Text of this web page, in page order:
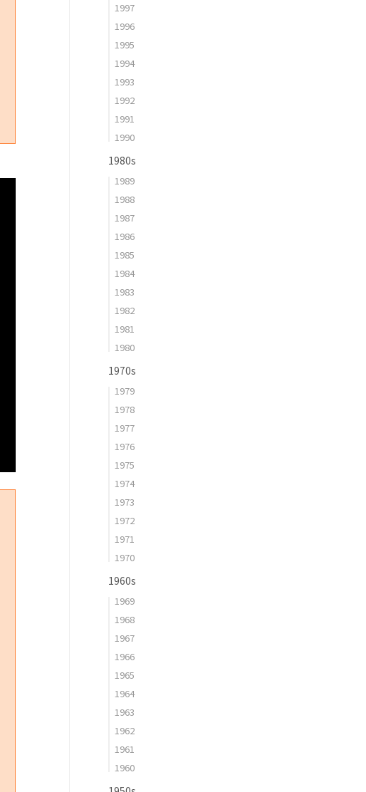
1997
1996
1995
1994
1993
1992
1991
1990
1980s
1989
1988
1987
1986
1985
1984
1983
1982
1981
1980
1970s
1979
1978
1977
1976
1975
1974
1973
1972
1971
1970
1960s
1969
1968
1967
1966
1965
1964
1963
1962
1961
1960